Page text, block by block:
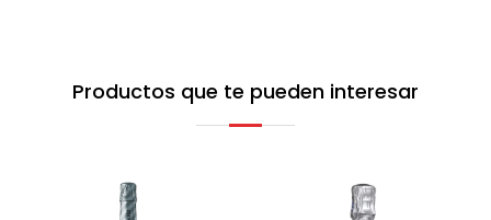
Productos que te pueden interesar